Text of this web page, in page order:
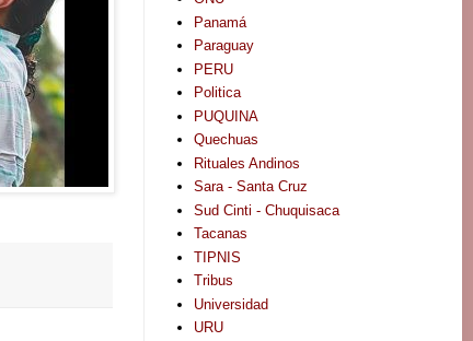
Panamá
Paraguay
PERU
Politica
PUQUINA
Quechuas
Rituales Andinos
Sara - Santa Cruz
Sud Cinti - Chuquisaca
Tacanas
TIPNIS
Tribus
Universidad
URU